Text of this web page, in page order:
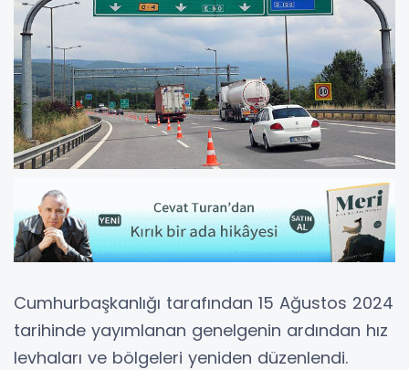
Cumhurbaşkanlığı tarafından 15 Ağustos 2024
tarihinde yayımlanan genelgenin ardından hız
levhaları ve bölgeleri yeniden düzenlendi.